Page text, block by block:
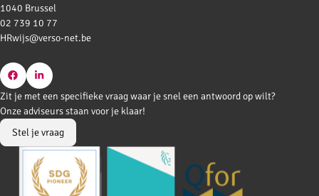
1040 Brussel
02 739 10 77
HRwijs@verso-net.be
Go
to
Facebook
Go
to
LinkedIn
Zit je met een specifieke vraag waar je snel een antwoord op wilt?
Onze adviseurs staan voor je klaar!
Stel je vraag